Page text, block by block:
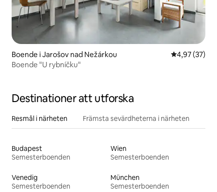
Boende i Jarošov nad Nežárkou 4,97 av 5 i
4,97 (37)
Boende "U rybníčku"
Destinationer att utforska
Resmål i närheten Främsta sevärdheterna i närheten
Budapest
Semesterboenden
Wien
Semesterboenden
Venedig
Semesterboenden
München
Semesterboenden